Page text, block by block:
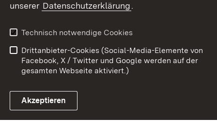
Link zum Landesportal
Kontakt
Impressum
Cookies
unserer Datenschutzerklärung.
Technisch notwendige Cookies
Drittanbieter-Cookies (Social-Media-Elemente von
Facebook, X / Twitter und Google werden auf der
gesamten Webseite aktiviert.)
Akzeptieren